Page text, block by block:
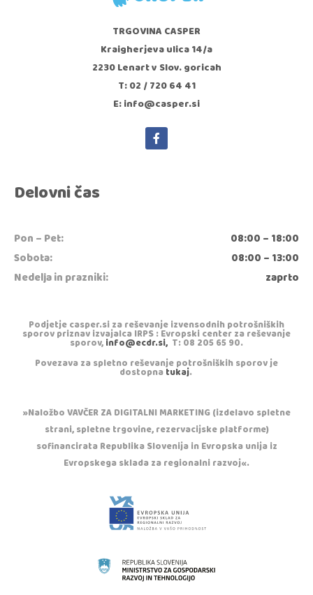
TRGOVINA CASPER
Kraigherjeva ulica 14/a
2230 Lenart v Slov. goricah
T: 02 / 720 64 41
E: info@casper.si
Delovni čas
Pon – Pet:
08:00 – 18:00
Sobota:
08:00 – 13:00
Nedelja in prazniki:
zaprto
Podjetje casper.si za reševanje izvensodnih potrošniških
sporov priznav izvajalca IRPS : Evropski center za reševanje
sporov,info@ecdr.si, T: 08 205 65 90.
Povezava za spletno reševanje potrošniških sporov je
dostopnatukaj.
»Naložbo VAVČER ZA DIGITALNI MARKETING (izdelavo spletne
strani, spletne trgovine, rezervacijske platforme)
sofinancirata Republika Slovenija in Evropska unija iz
Evropskega sklada za regionalni razvoj«.